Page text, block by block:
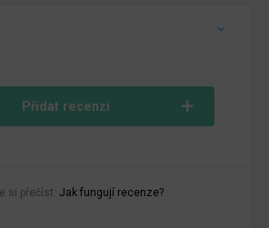
Přidat recenzi
si přečíst: Jak fungují recenze?